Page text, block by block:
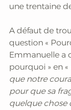
une trentaine
A défaut de
question «
Emmanuelle a
pourquoi » en «
que notre
pour que sa
quelque chose